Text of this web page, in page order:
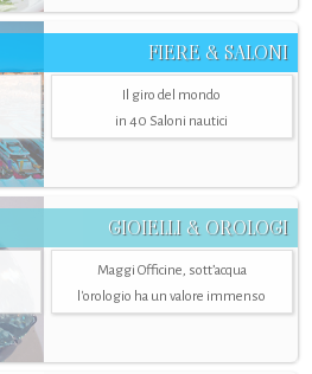
FIERE & SALONI
Il giro del mondo
in 40 Saloni nautici
GIOIELLI & OROLOGI
Maggi Officine, sott’acqua
l'orologio ha un valore immenso